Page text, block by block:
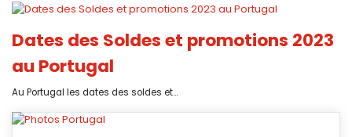
Dates des Soldes et promotions 2023
au Portugal
Au Portugal les dates des soldes et...